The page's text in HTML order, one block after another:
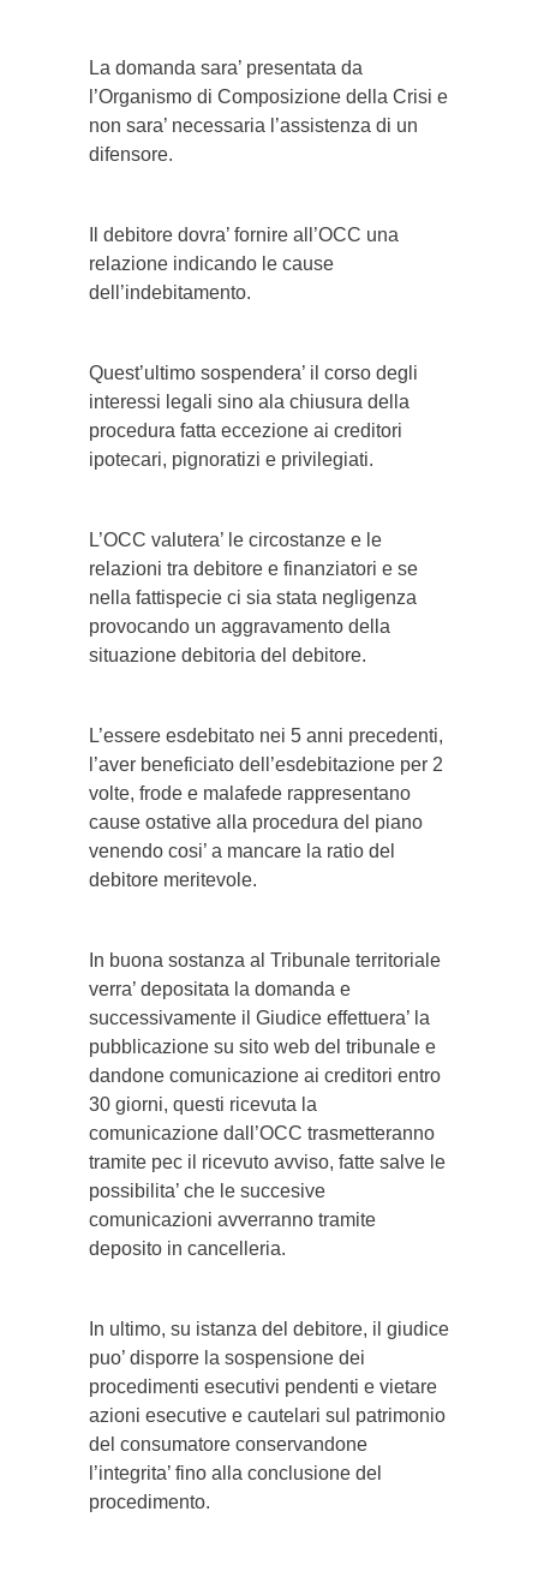
La domanda sara’ presentata da
l’Organismo di Composizione della Crisi e
non sara’ necessaria l’assistenza di un
difensore.
Il debitore dovra’ fornire all’OCC una
relazione indicando le cause
dell’indebitamento.
Quest’ultimo sospendera’ il corso degli
interessi legali sino ala chiusura della
procedura fatta eccezione ai creditori
ipotecari, pignoratizi e privilegiati.
L’OCC valutera’ le circostanze e le
relazioni tra debitore e finanziatori e se
nella fattispecie ci sia stata negligenza
provocando un aggravamento della
situazione debitoria del debitore.
L’essere esdebitato nei 5 anni precedenti,
l’aver beneficiato dell’esdebitazione per 2
volte, frode e malafede rappresentano
cause ostative alla procedura del piano
venendo cosi’ a mancare la ratio del
debitore meritevole.
In buona sostanza al Tribunale territoriale
verra’ depositata la domanda e
successivamente il Giudice effettuera’ la
pubblicazione su sito web del tribunale e
dandone comunicazione ai creditori entro
30 giorni, questi ricevuta la
comunicazione dall’OCC trasmetteranno
tramite pec il ricevuto avviso, fatte salve le
possibilita’ che le succesive
comunicazioni avverranno tramite
deposito in cancelleria.
In ultimo, su istanza del debitore, il giudice
puo’ disporre la sospensione dei
procedimenti esecutivi pendenti e vietare
azioni esecutive e cautelari sul patrimonio
del consumatore conservandone
l’integrita’ fino alla conclusione del
procedimento.